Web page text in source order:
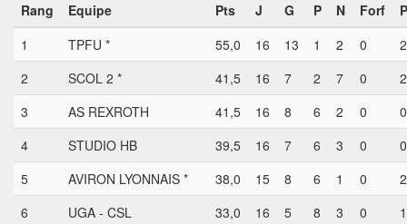
Rang Equipe Pts J G P N Forf
1
TPFU * 55,0 16 13 1 2 0
2
SCOL 2 * 41,5 16 7 2 7 0
3
AS REXROTH 41,5 16 8 6 2 0
4
STUDIO HB 39,5 16 7 6 3 0
5
AVIRON LYONNAIS * 38,0 15 8 6 1 0
6
UGA - CSL 33,0 16 5 8 3 0